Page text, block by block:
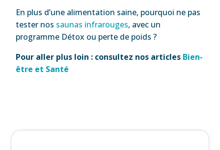
En plus d’une alimentation saine, pourquoi ne pas
tester nos saunas infrarouges, avec un
programme Détox ou perte de poids ?
Pour aller plus loin : consultez nos articles Bien-
être et Santé